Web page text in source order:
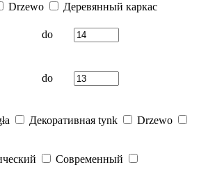
Drzewo
Деревянный каркас
do
do
Декоративная tynk
Drzewo
Современный